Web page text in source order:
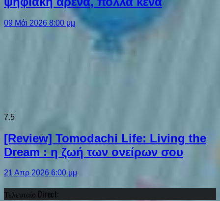
09 Μάι 2026 8:00 μμ
7.5
[Review] Tomodachi Life: Living the
Dream : η ζωή των ονείρων σου
21 Απρ 2026 6:00 μμ
Τελευταίο Direct: